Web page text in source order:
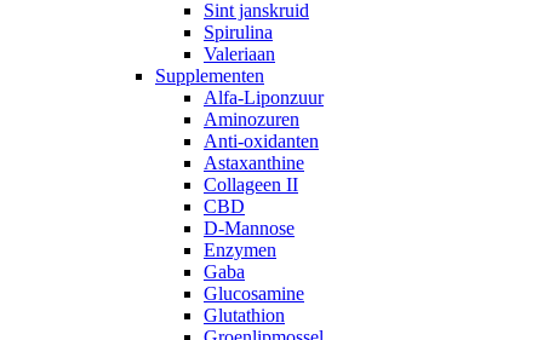
Sint janskruid
Spirulina
Valeriaan
Supplementen
Alfa-Liponzuur
Aminozuren
Anti-oxidanten
Astaxanthine
Collageen II
CBD
D-Mannose
Enzymen
Gaba
Glucosamine
Glutathion